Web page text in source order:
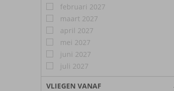
februari 2027
maart 2027
april 2027
mei 2027
juni 2027
juli 2027
VLIEGEN VANAF